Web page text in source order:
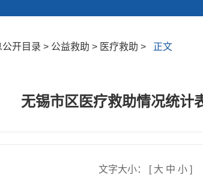
开目录 > 公益救助 > 医疗救助 > 正文
无锡市区医疗救助情况统计
文字大小： [ 大 中 小]